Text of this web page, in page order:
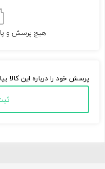
هیچ پرسش و
پرسش خود را درباره این کالا